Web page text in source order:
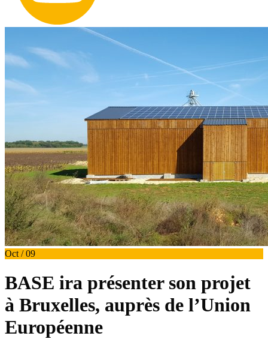
Oct / 09
BASE ira présenter son projet
à Bruxelles, auprès de l’Union
Européenne